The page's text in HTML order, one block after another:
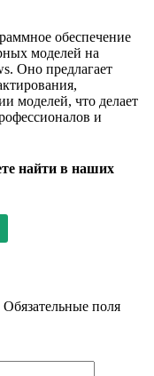
обеспечение
моделей на
Оно предлагает
моделей, что делает
и
найти в наших
Обязательные поля